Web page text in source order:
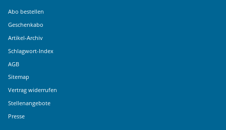
Abo bestellen
Geschenkabo
Artikel-Archiv
Schlagwort-Index
AGB
Sitemap
Vertrag widerrufen
Stellenangebote
Presse